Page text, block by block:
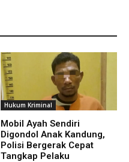
Hukum Kriminal
Mobil Ayah Sendiri
Digondol Anak Kandung,
Polisi Bergerak Cepat
Tangkap Pelaku